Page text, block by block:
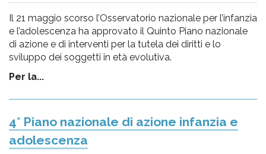
Il 21 maggio scorso l’Osservatorio nazionale per l’infanzia
e l’adolescenza ha approvato il Quinto Piano nazionale
di azione e di interventi per la tutela dei diritti e lo
sviluppo dei soggetti in età evolutiva.
Per la...
4° Piano nazionale di azione infanzia e
adolescenza